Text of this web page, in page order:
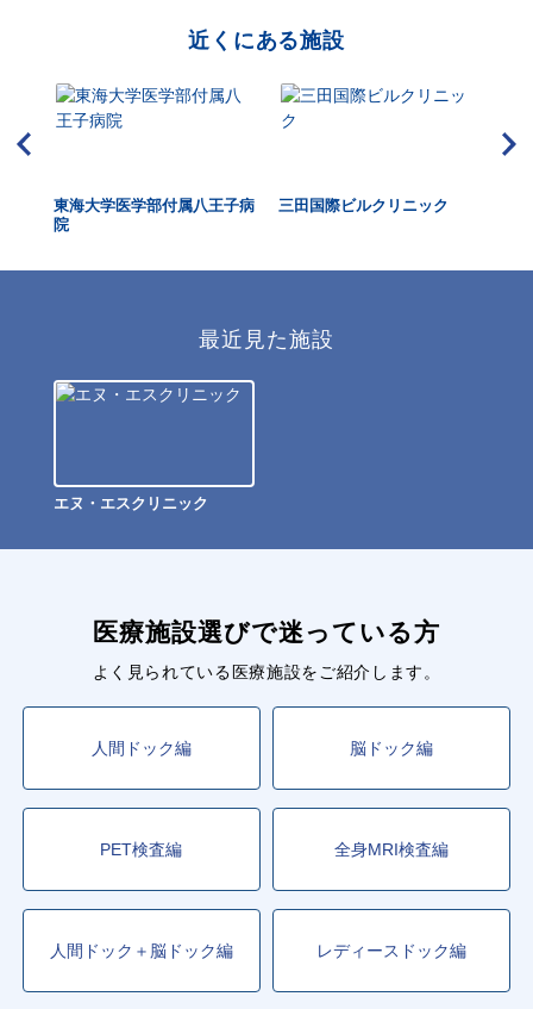
近くにある施設
東海大学医学部付属八王子病
院
三田国際ビルクリニック
最近見た施設
エヌ・エスクリニック
医療施設選びで迷っている方
よく見られている医療施設をご紹介します。
人間ドック編 脳ドック編
PET検査編 全身MRI検査編
人間ドック＋脳ドック編 レディースドック編